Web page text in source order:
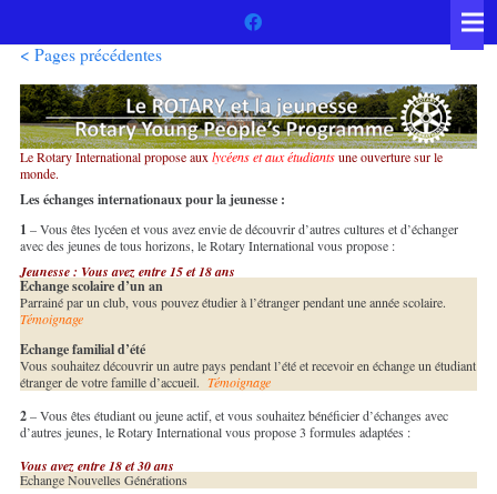
< Pages précédentes
Le Rotary International propose aux lycéens et aux étudiantsune ouverture sur le
monde.
Les échanges internationaux pour la jeunesse :
1 – Vous êtes lycéen et vous avez envie de découvrir d’autres cultures et d’échanger
avec des jeunes de tous horizons, le Rotary International vous propose :
Jeunesse : Vous avez entre 15 et 18 ans
Echange scolaire d’un an
Parrainé par un club, vous pouvez étudier à l’étranger pendant une année scolaire.
Témoignage
Echange familial d’été
Vous souhaitez découvrir un autre pays pendant l’été et recevoir en échange un étudiant
étranger de votre famille d’accueil. Témoignage
2– Vous êtes étudiant ou jeune actif, et vous souhaitez bénéficier d’échanges avec
d’autres jeunes, le Rotary International vous propose 3 formules adaptées :
Vous avez entre 18 et 30 ans
Echange Nouvelles Générations